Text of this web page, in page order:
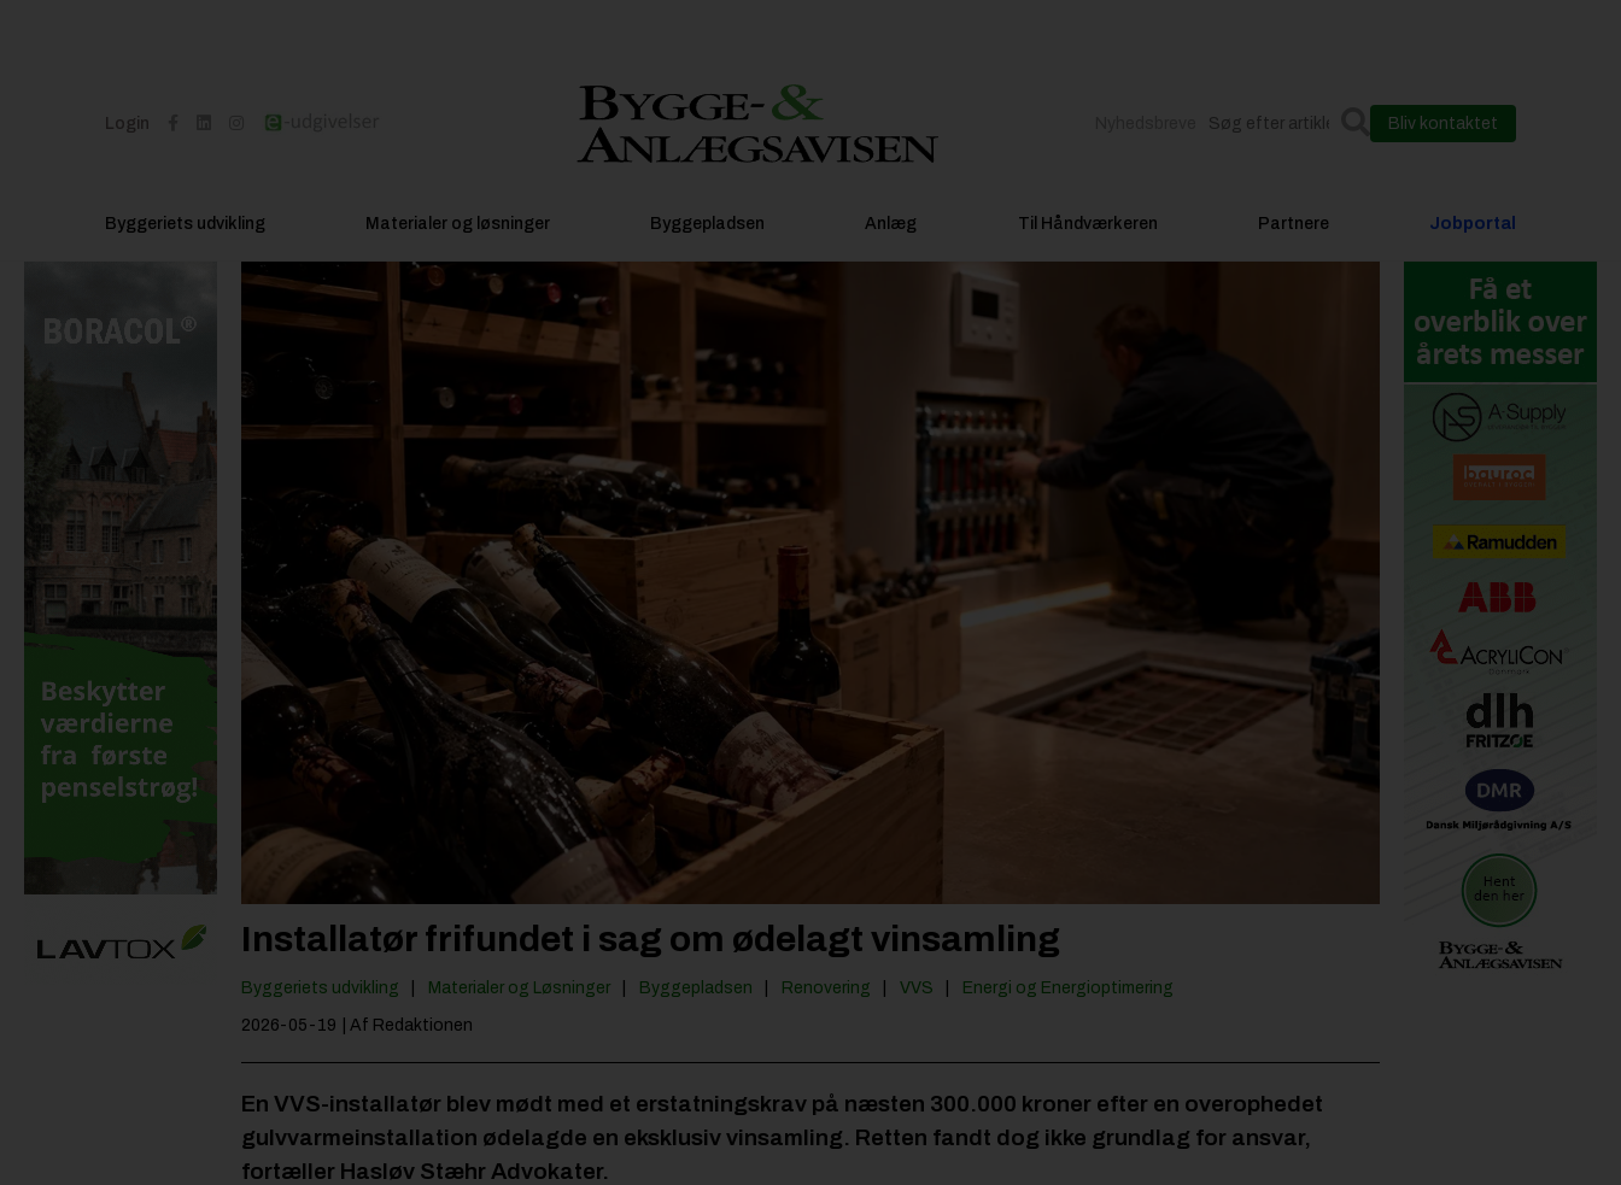
Login Bliv kontaktet
Byggeriets udvikling Materialer og løsninger Byggepladsen Anlæg Til Håndværkeren Partnere Jobportal
Installatør frifundet i sag om ødelagt vinsamling
Byggeriets udvikling Materialer og Løsninger Byggepladsen Renovering VVS Energi og Energioptimering
2026-05-19 | Af Redaktionen
En VVS-installatør blev mødt med et erstatningskrav på næsten 300.000 kroner efter en overophedet
gulvvarmeinstallation ødelagde en eksklusiv vinsamling. Retten fandt dog ikke grundlag for ansvar,
fortæller Hasløv Stæhr Advokater.